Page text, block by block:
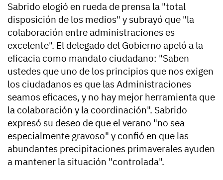
Sabrido elogió en rueda de prensa la "total
disposición de los medios" y subrayó que "la
colaboración entre administraciones es
excelente". El delegado del Gobierno apeló a la
eficacia como mandato ciudadano: "Saben
ustedes que uno de los principios que nos exigen
los ciudadanos es que las Administraciones
seamos eficaces, y no hay mejor herramienta que
la colaboración y la coordinación". Sabrido
expresó su deseo de que el verano "no sea
especialmente gravoso" y confió en que las
abundantes precipitaciones primaverales ayuden
a mantener la situación "controlada".